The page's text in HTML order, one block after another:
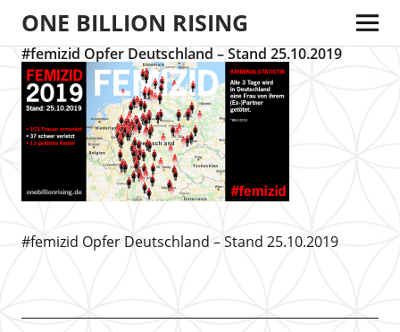
ONE BILLION RISING
#femizid Opfer Deutschland – Stand 25.10.2019
#femizid Opfer Deutschland – Stand 25.10.2019